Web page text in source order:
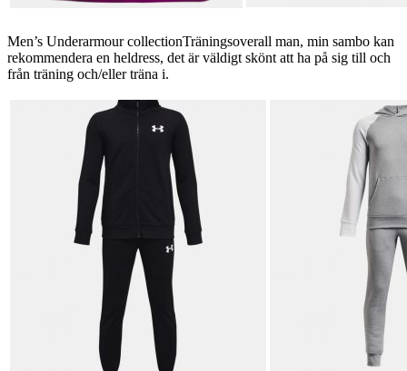
Men’s Underarmour collectionTräningsoverall man, min sambo kan
rekommendera en heldress, det är väldigt skönt att ha på sig till och
från träning och/eller träna i.